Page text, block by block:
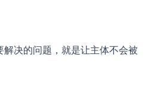
决的问题，就是让主体不会被